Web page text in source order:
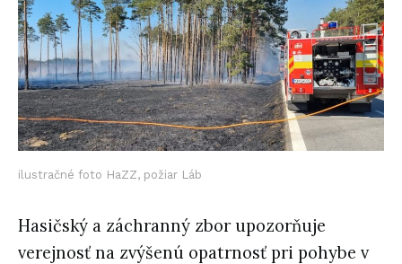
ilustračné foto HaZZ, požiar Láb
Hasičský a záchranný zbor upozorňuje
verejnosť na zvýšenú opatrnosť pri pohybe v